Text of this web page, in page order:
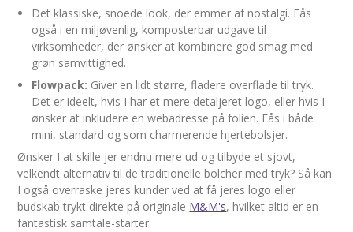
Det klassiske, snoede look, der emmer af nostalgi. Fås
også i en miljøvenlig, komposterbar udgave til
virksomheder, der ønsker at kombinere god smag med
grøn samvittighed.
Flowpack: Giver en lidt større, fladere overflade til tryk.
Det er ideelt, hvis I har et mere detaljeret logo, eller hvis I
ønsker at inkludere en webadresse på folien. Fås i både
mini, standard og som charmerende hjertebolsjer.
Ønsker I at skille jer endnu mere ud og tilbyde et sjovt,
velkendt alternativ til de traditionelle bolcher med tryk? Så kan
I også overraske jeres kunder ved at få jeres logo eller
budskab trykt direkte på originale M&M's, hvilket altid er en
fantastisk samtale-starter.